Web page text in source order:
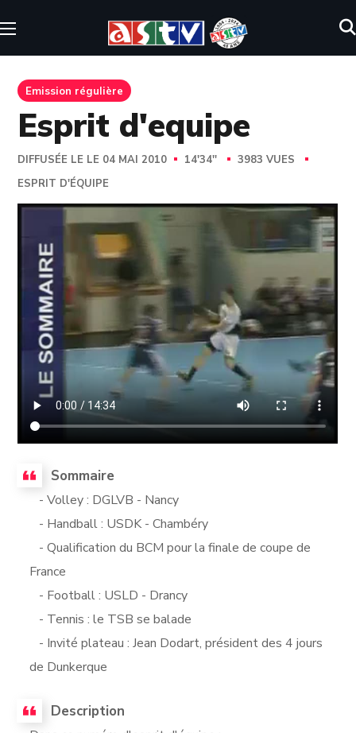
Emission régulière
Esprit d'equipe
DIFFUSÉE LE LE 04 MAI 2010 14'34''
3983 VUES
ESPRIT D'ÉQUIPE
Sommaire
- Volley : DGLVB - Nancy
- Handball : USDK - Chambéry
- Qualification du BCM pour la finale de coupe de
France
- Football : USLD - Drancy
- Tennis : le TSB se balade
- Invité plateau : Jean Dodart, président des 4 jours
de Dunkerque
Description